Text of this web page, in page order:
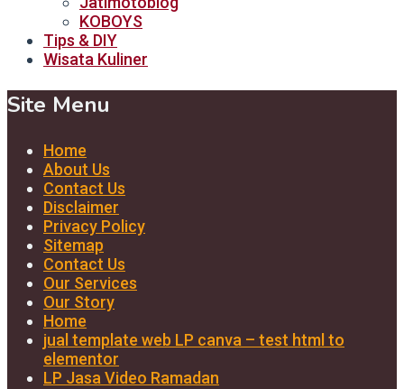
KOBOYS
Tips & DIY
Wisata Kuliner
Site Menu
Home
About Us
Contact Us
Disclaimer
Privacy Policy
Sitemap
Contact Us
Our Services
Our Story
Home
jual template web LP canva – test html to
elementor
LP Jasa Video Ramadan